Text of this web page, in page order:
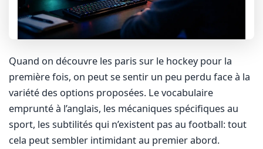
Quand on découvre les paris sur le hockey pour la
première fois, on peut se sentir un peu perdu face à la
variété des options proposées. Le vocabulaire
emprunté à l’anglais, les mécaniques spécifiques au
sport, les subtilités qui n’existent pas au football: tout
cela peut sembler intimidant au premier abord.